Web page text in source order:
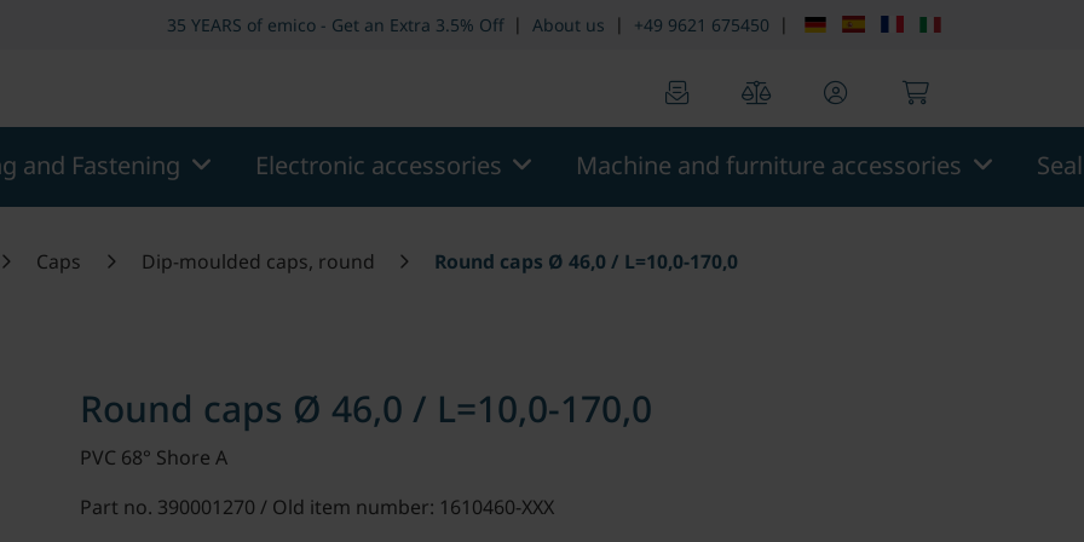
Skip to page main-menu Skip to search
35 YEARS of emico - Get an Extra 3.5% Off | About us | +49 9621 675450 |
and Fastening Electronic accessories Machine and furniture accessories
Caps Dip-moulded caps, round Round caps Ø 46,0 / L=10,0-170,0
Round caps Ø 46,0 / L=10,0-170,0
PVC 68° Shore A
Part no. 390001270 / Old item number: 1610460-XXX